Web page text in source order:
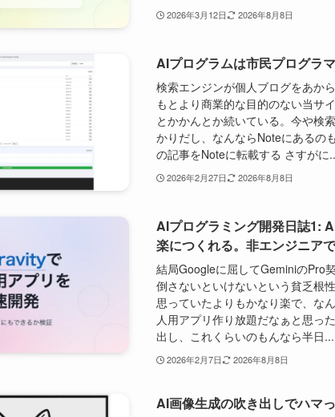
2026年3月12日 2026年8月8日
AIプログラムは市民プログラ
検索エンジンが個人ブログをあか
もとより商業的な目的のない当サ
とかかんとか続いている。今や検
かりだし、なんならNoteにあるの
の記事をNoteに転載する さすがに
2026年2月27日 2026年8月8日
AIプログラミング開発日誌1:
楽につくれる。非エンジニア
結局Googleに屈してGeminiのPro
倒さないといけないという貧乏根
思っていたよりもかなり楽で、な
人用アプリ作り放題だなぁと思っ
出し、これくらいのもんなら半日...
2026年2月7日 2026年8月8日
AI画像生成の吹き出しでハマ